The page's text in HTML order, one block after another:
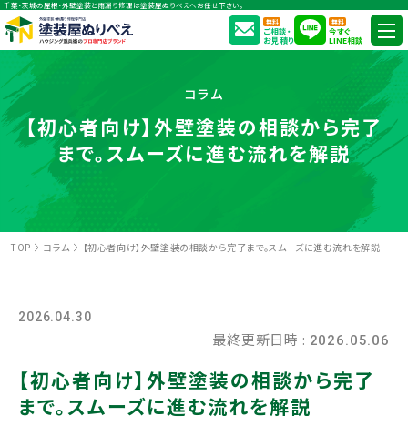
千葉・茨城の屋根・外壁塗装と雨漏り修理は塗装屋ぬりべえへお任せ下さい。
無料
ご相談・
お見積り
無料
今すぐ
LINE相談
コラム
【初心者向け】外壁塗装の相談から完了
まで。スムーズに進む流れを解説
TOP コラム 【初心者向け】外壁塗装の相談から完了まで。スムーズに進む流れを解説
2026.04.30
最終更新日時 : 2026.05.06
【初心者向け】外壁塗装の相談から完了
まで。スムーズに進む流れを解説